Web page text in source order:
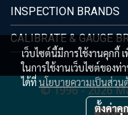
INSPECTION BRANDS
CALIBRATE & GAUGE
© 1996 - 2026
เว็บไซต์นี้มีการใช้งานคุก
ในการใช้งานเว็บไซต์ของ
ได้ที่นโยบายความเป็นส่วน
ตั้งค่าคุ